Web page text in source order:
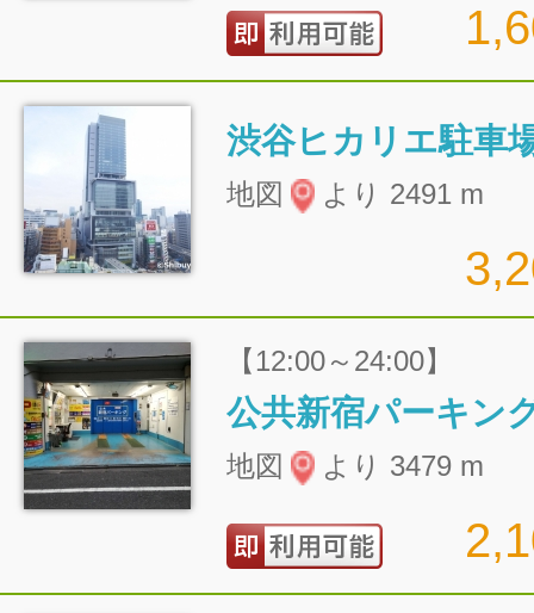
渋谷ヒカリエ駐車
地図 より 2491 m
【12:00～24:00】
公共新宿パーキン
地図 より 3479 m